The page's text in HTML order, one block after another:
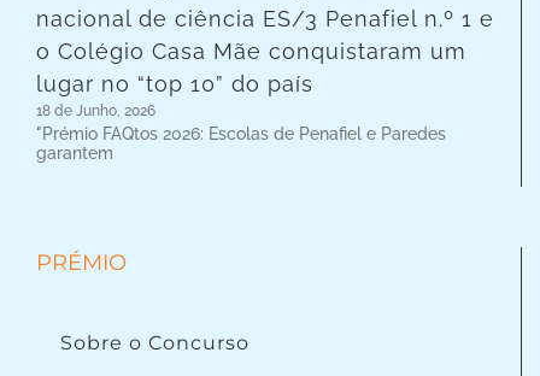
nacional de ciência ES/3 Penafiel n.º 1 e
o Colégio Casa Mãe conquistaram um
lugar no “top 10” do país
18 de Junho, 2026
"Prémio FAQtos 2026: Escolas de Penafiel e Paredes
garantem
PRÉMIO
Sobre o Concurso